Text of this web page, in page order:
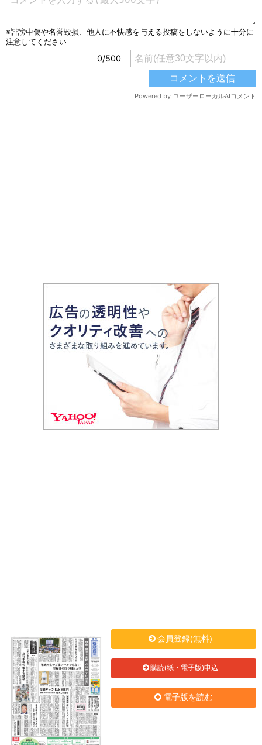
会員登録(無料)
購読(紙・電子版)申込
電子版を読む